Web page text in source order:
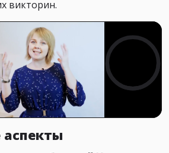
викторин.
аспекты